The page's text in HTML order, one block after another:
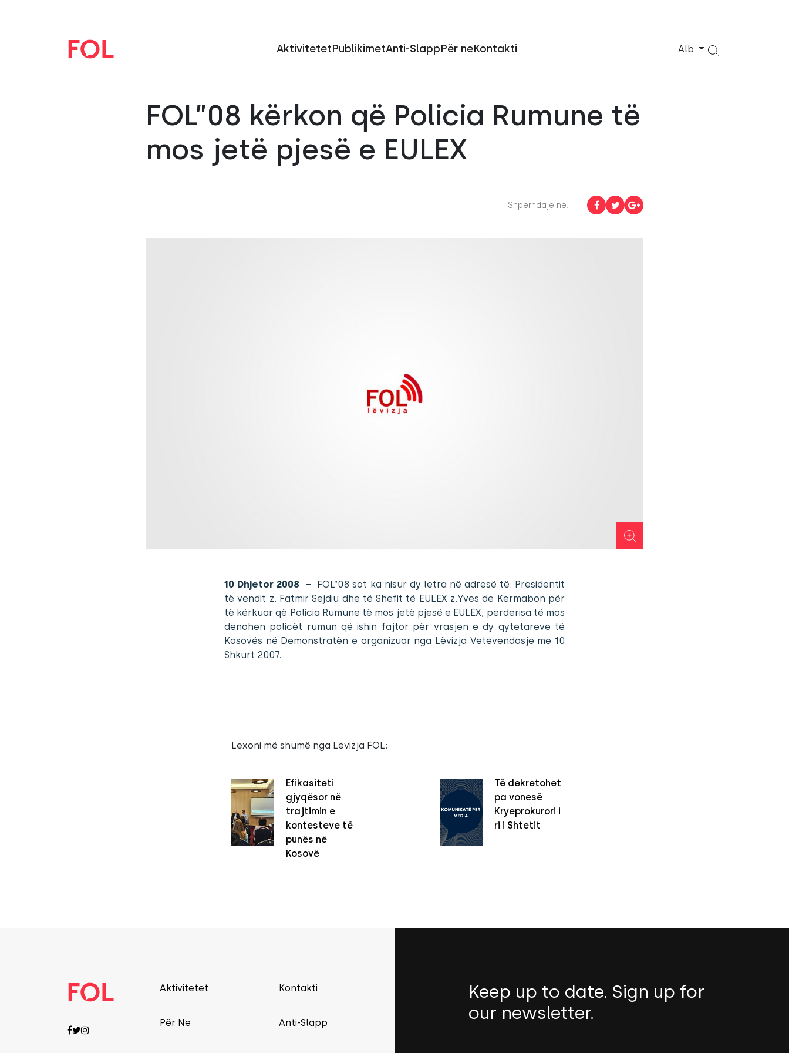
AktivitetetPublikimetAnti-SlappPër neKontakti Alb
FOL”08 kërkon që Policia Rumune të
mos jetë pjesë e EULEX
Shpërndaje në:
10 Dhjetor 2008 – FOL”08 sot ka nisur dy letra në adresë të: Presidentit
të vendit z. Fatmir Sejdiu dhe të Shefit të EULEX z.Yves de Kermabon për
të kërkuar që Policia Rumune të mos jetë pjesë e EULEX, përderisa të mos
dënohen policët rumun që ishin fajtor për vrasjen e dy qytetareve të
Kosovës në Demonstratën e organizuar nga Lëvizja Vetëvendosje me 10
Shkurt 2007.
Lexoni më shumë nga Lëvizja FOL:
Efikasiteti
gjyqësor në
trajtimin e
kontesteve të
punës në
Kosovë
Të dekretohet
pa vonesë
Kryeprokurori i
ri i Shtetit
Aktivitetet
Për Ne
Kontakti
Anti-Slapp
Keep up to date. Sign up for
our newsletter.